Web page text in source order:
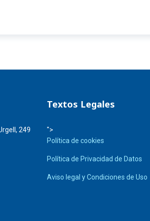
la primera mentira de Salvador Illa:
249
Textos Legales
">
Política de cookies
Política de Privacidad de Datos
Aviso legal y Condiciones de Uso